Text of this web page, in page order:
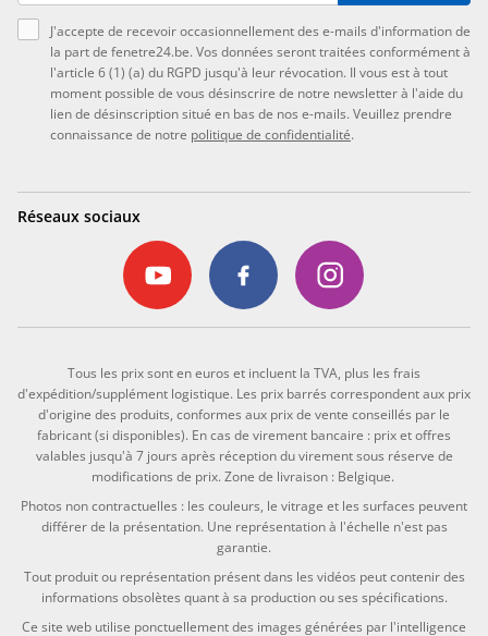
J'accepte de recevoir occasionnellement des e-mails d'information de
la part de fenetre24.be. Vos données seront traitées conformément à
l'article 6 (1) (a) du RGPD jusqu'à leur révocation. Il vous est à tout
moment possible de vous désinscrire de notre newsletter à l'aide du
lien de désinscription situé en bas de nos e-mails. Veuillez prendre
connaissance de notre politique de confidentialité.
Réseaux sociaux
Tous les prix sont en euros et incluent la TVA, plus les frais
d'expédition/supplément logistique. Les prix barrés correspondent aux prix
d'origine des produits, conformes aux prix de vente conseillés par le
fabricant (si disponibles). En cas de virement bancaire : prix et offres
valables jusqu'à 7 jours après réception du virement sous réserve de
modifications de prix. Zone de livraison : Belgique.
Photos non contractuelles : les couleurs, le vitrage et les surfaces peuvent
différer de la présentation. Une représentation à l'échelle n'est pas
garantie.
Tout produit ou représentation présent dans les vidéos peut contenir des
informations obsolètes quant à sa production ou ses spécifications.
Ce site web utilise ponctuellement des images générées par l'intelligence